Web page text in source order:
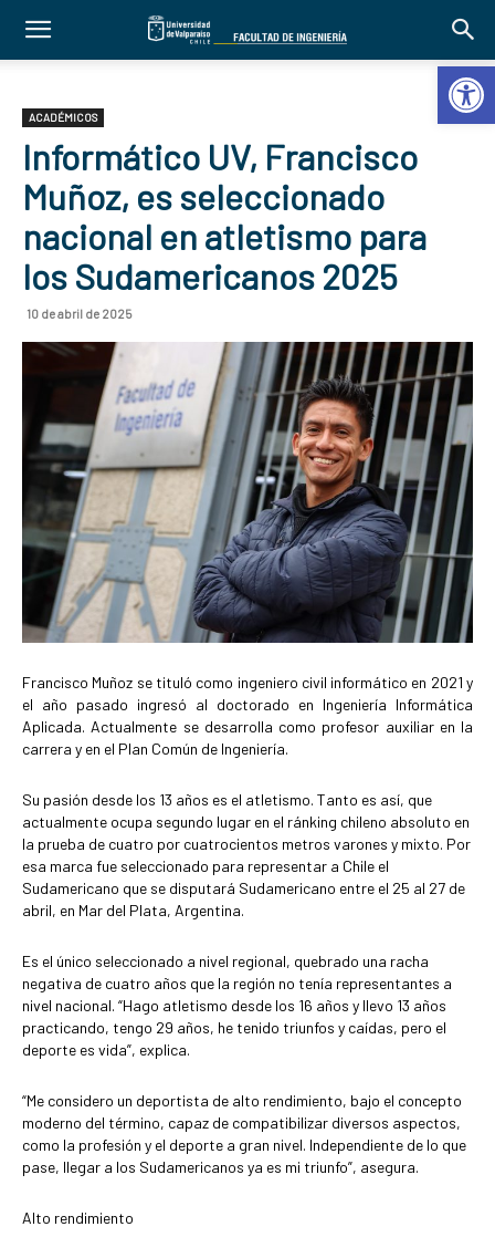
Abrir
ACADÉMICOS
Informático UV, Francisco
Muñoz, es seleccionado
nacional en atletismo para
los Sudamericanos 2025
10 de abril de 2025
Francisco Muñoz se tituló como ingeniero civil informático en 2021 y
el año pasado ingresó al doctorado en Ingeniería Informática
Aplicada. Actualmente se desarrolla como profesor auxiliar en la
carrera y en el Plan Común de Ingeniería.
Su pasión desde los 13 años es el atletismo. Tanto es así, que
actualmente ocupa segundo lugar en el ránking chileno absoluto en
la prueba de cuatro por cuatrocientos metros varones y mixto. Por
esa marca fue seleccionado para representar a Chile el
Sudamericano que se disputará Sudamericano entre el 25 al 27 de
abril, en Mar del Plata, Argentina.
Es el único seleccionado a nivel regional, quebrado una racha
negativa de cuatro años que la región no tenía representantes a
nivel nacional. “Hago atletismo desde los 16 años y llevo 13 años
practicando, tengo 29 años, he tenido triunfos y caídas, pero el
deporte es vida”, explica.
“Me considero un deportista de alto rendimiento, bajo el concepto
moderno del término, capaz de compatibilizar diversos aspectos,
como la profesión y el deporte a gran nivel. Independiente de lo que
pase, llegar a los Sudamericanos ya es mi triunfo”, asegura.
Alto rendimiento